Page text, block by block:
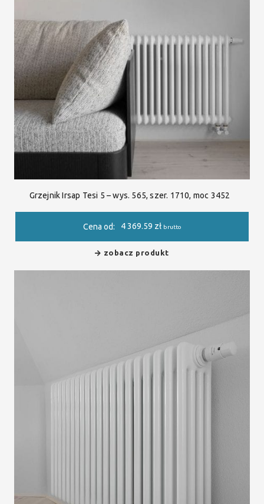
Grzejnik Irsap Tesi 5 – wys. 565, szer. 1710, moc 3452
Cena od: 4 369.59 zł brutto
zobacz produkt